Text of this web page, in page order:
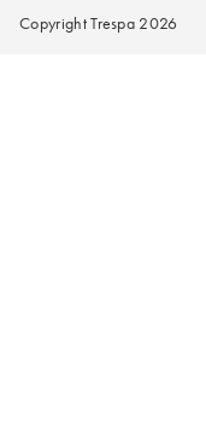
Copyright Trespa 2026